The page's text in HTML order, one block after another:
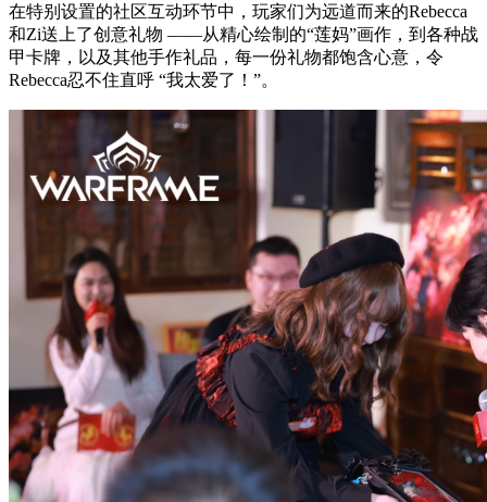
在特别设置的社区互动环节中，玩家们为远道而来的Rebecca
和Zi送上了创意礼物 ——从精心绘制的“莲妈”画作，到各种战
甲卡牌，以及其他手作礼品，每一份礼物都饱含心意，令
Rebecca忍不住直呼 “我太爱了！”。